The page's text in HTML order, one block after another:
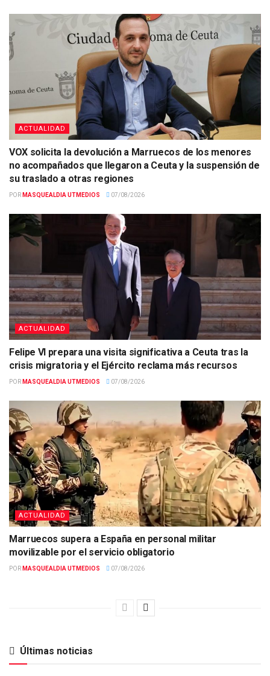
ACTUALIDAD
VOX solicita la devolución a Marruecos de los menores
no acompañados que llegaron a Ceuta y la suspensión de
su traslado a otras regiones
POR MASQUEALDIA UTMEDIOS 07/08/2026
ACTUALIDAD
Felipe VI prepara una visita significativa a Ceuta tras la
crisis migratoria y el Ejército reclama más recursos
POR MASQUEALDIA UTMEDIOS 07/08/2026
ACTUALIDAD
Marruecos supera a España en personal militar
movilizable por el servicio obligatorio
POR MASQUEALDIA UTMEDIOS 07/08/2026
Últimas noticias